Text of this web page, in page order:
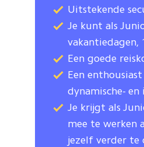
Uitstekende
Je kunt als
vakantiedagen,
Een goede
Een
dynamische-
Je krijgt als
mee te werken
jezelf verder te